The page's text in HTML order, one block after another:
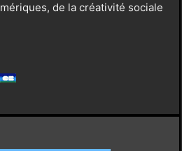
de la créativité sociale